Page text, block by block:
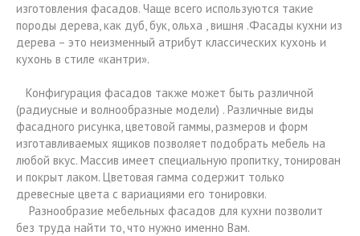
изготовления фасадов. Чаще всего используются такие
породы дерева, как дуб, бук, ольха , вишня .Фасады кухни из
дерева – это неизменный атрибут классических кухонь и
кухонь в стиле «кантри».
Конфигурация фасадов также может быть различной
(радиусные и волнообразные модели) . Различные виды
фасадного рисунка, цветовой гаммы, размеров и форм
изготавливаемых ящиков позволяет подобрать мебель на
любой вкус. Массив имеет специальную пропитку, тонирован
и покрыт лаком. Цветовая гамма содержит только
древесные цвета с вариациями его тонировки.
Разнообразие мебельных фасадов для кухни позволит
без труда найти то, что нужно именно Вам.